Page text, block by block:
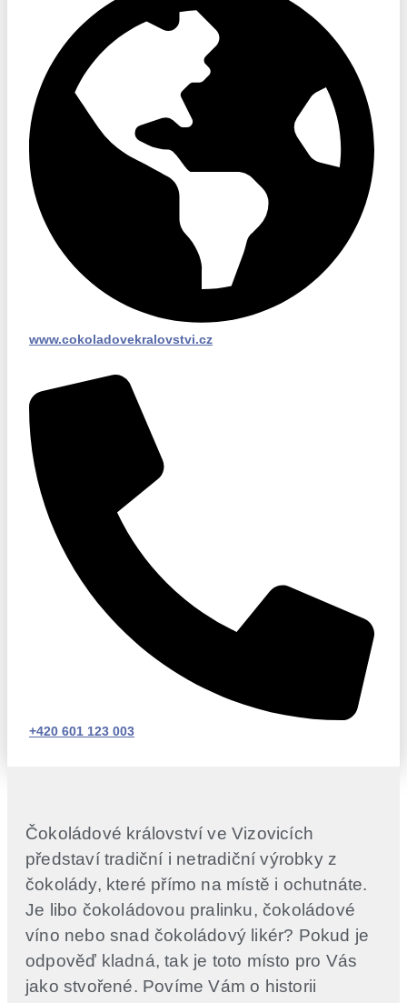
www.cokoladovekralovstvi.cz
+420 601 123 003
Čokoládové království ve Vizovicích
představí tradiční i netradiční výrobky z
čokolády, které přímo na místě i ochutnáte.
Je libo čokoládovou pralinku, čokoládové
víno nebo snad čokoládový likér? Pokud je
odpověď kladná, tak je toto místo pro Vás
jako stvořené. Povíme Vám o historii